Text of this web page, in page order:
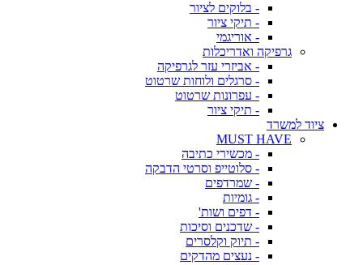
- בלוקים לציור
- תיקי ציור
- אוריגמי
גרפיקה ואדריכלות
- אביזרי עזר לגרפיקה
- סרגלים ולוחות שרטוט
- עפרונות שרטוט
- תיקי ציור
ציוד למשרד
MUST HAVE
- מכשירי כתיבה
- סלוטייפ וסרטי הדבקה
- שמרדפים
- גומיות
- דפים ושות'
- שדכנים וסיכות
- תיוק וקלסרים
- נעצים מהדקים